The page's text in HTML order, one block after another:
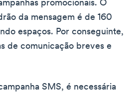
promocionais. O
da mensagem é de 160
espaços. Por conseguinte,
de comunicação breves e
SMS, é necessária